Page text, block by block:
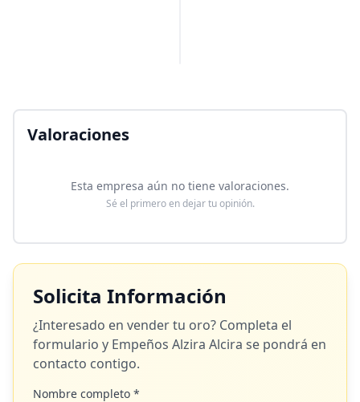
Valoraciones
Esta empresa aún no tiene valoraciones.
Sé el primero en dejar tu opinión.
Solicita Información
¿Interesado en vender tu oro? Completa el
formulario y Empeños Alzira Alcira se pondrá en
contacto contigo.
Nombre completo *